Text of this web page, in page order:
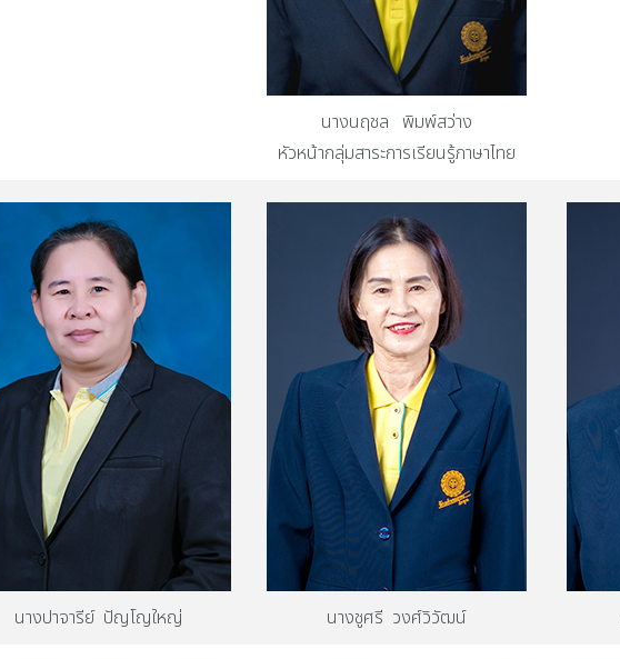
นางนฤชล พิมพ์สว่าง
หัวหน้ากลุ่มสาระการเรียนรู้ภาษาไทย
นางปาจารีย์ ปัญโญใหญ่ นางชูศรี วงศ์วิวัฒน์